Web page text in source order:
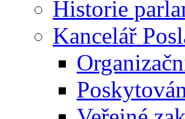
Historie
Kancelář